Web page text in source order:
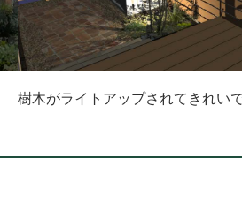
樹木がライトアップされてきれいで